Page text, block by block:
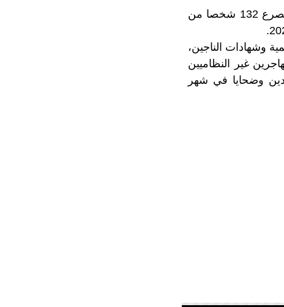
أكد المنتدى التونسي للحقوق الاقتصادية والاجتماعية أنه تم تسجيل فقدان أو مصرع 132 شخصا من
وشهادات الناجين،
بين المهاجرين غير النظاميين
مقابل 28 مفقودا وضحية خلال شهر يناير و7 مفقودين وضحايا في شهر